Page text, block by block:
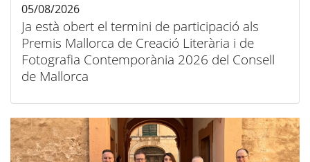
Ja està obert el termini de participació als
Premis Mallorca de Creació Literària i de
Fotografia Contemporània 2026 del Consell
de Mallorca
05/08/2026